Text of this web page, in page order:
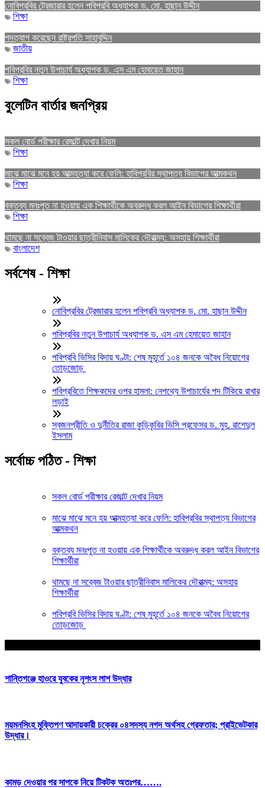
নোবিপ্রবির ট্রেজারার হলেন পবিপ্রবি অধ্যাপক ড. মো. হাছান উদ্দীন
শিক্ষা
পদত্যাগ করেছেন রাষ্ট্রপতি সাহাবুদ্দিন
জাতীয়
পবিপ্রবির নতুন উপাচার্য অধ্যাপক ড. এস এম হেমায়েত জাহান
শিক্ষা
বুলেটিন বার্তার জনপ্রিয়
সকল বোর্ড পরীক্ষার রেজাল্ট দেখার নিয়ম
শিক্ষা
মাঝে মাঝে মনে হয় আত্মহত্যা করে ফেলি: হাবিপ্রবির স্থাপত্য বিভাগের আত্মকথন
শিক্ষা
বক্তব্য মনঃপুত না হওয়ায় এক শিক্ষার্থীকে অবরুদ্ধ করল আইন বিভাগের শিক্ষার্থীরা
শিক্ষা
থামছে না সব্বেজ টাওয়ার ছাত্রীনিবাস মালিকের দৌরাত্ম্য: অসহায় শিক্ষার্থীরা
বাংলাদেশ
সর্বশেষ - শিক্ষা
নোবিপ্রবির ট্রেজারার হলেন পবিপ্রবি অধ্যাপক ড. মো. হাছান উদ্দীন
পবিপ্রবির নতুন উপাচার্য অধ্যাপক ড. এস এম হেমায়েত জাহান
পবিপ্রবি ভিসির বিদায় ঘণ্টা: শেষ মুহূর্তে ১০৪ জনকে অবৈধ নিয়োগের
তোড়জোড়
পবিপ্রবিতে শিক্ষকদের ওপর হামলা: নেপথ্যে উপাচার্যের পদ টিকিয়ে রাখার
লড়াই
স্বজনপ্রীতি ও দুর্নীতির রাজা কুড়িকৃবির ভিসি প্রফেসর ড. মুহ. রাশেদুল
ইসলাম
সর্বোচ্চ পঠিত - শিক্ষা
সকল বোর্ড পরীক্ষার রেজাল্ট দেখার নিয়ম
মাঝে মাঝে মনে হয় আত্মহত্যা করে ফেলি: হাবিপ্রবির স্থাপত্য বিভাগের
আত্মকথন
বক্তব্য মনঃপুত না হওয়ায় এক শিক্ষার্থীকে অবরুদ্ধ করল আইন বিভাগের
শিক্ষার্থীরা
থামছে না সব্বেজ টাওয়ার ছাত্রীনিবাস মালিকের দৌরাত্ম্য: অসহায়
শিক্ষার্থীরা
পবিপ্রবি ভিসির বিদায় ঘণ্টা: শেষ মুহূর্তে ১০৪ জনকে অবৈধ নিয়োগের
তোড়জোড়
শান্তিগঞ্জে হাওরে যুবকের নৃশংস লাশ উদ্ধার
ময়মনসিংহ মুক্তিপণ আদায়কারী চক্রের ০৪সদস্য নগদ অর্থসহ গ্রেফতার; প্রাইভেটকার
উদ্ধার।
কামড় দেওয়ার পর সাপকে নিয়ে টিকটক অতঃপর…….